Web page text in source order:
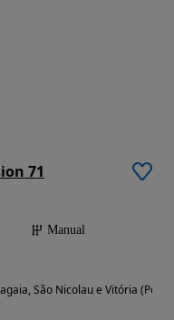
71
Manual
São Nicolau e Vitória (Porto)